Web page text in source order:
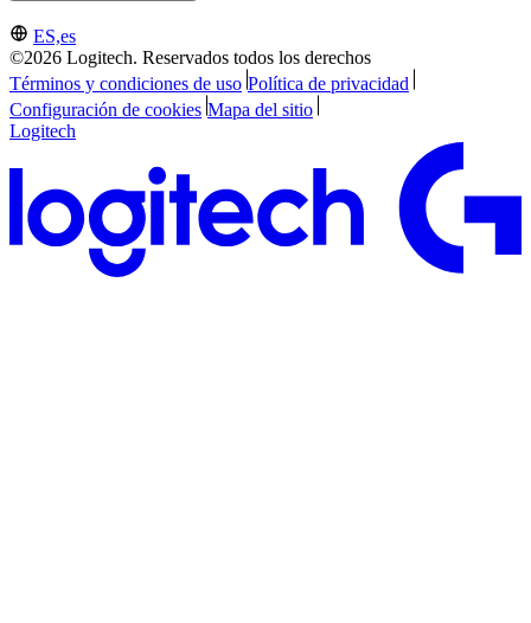
ES,es
©2026 Logitech. Reservados todos los derechos
Términos y condiciones de uso Política de privacidad
Configuración de cookies Mapa del sitio
Logitech